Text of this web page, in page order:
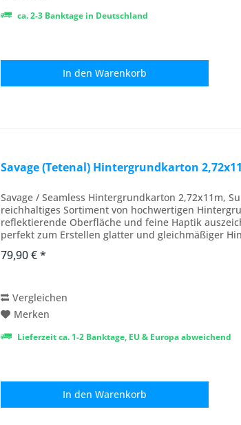
ca. 2-3 Banktage in Deutschland
In den Warenkorb
Savage (Tetenal) Hintergrundkarton
Savage / Seamless Hintergrundkarton 2,72x11m,
reichhaltiges Sortiment von hochwertigen
reflektierende Oberfläche und feine Haptik
perfekt zum Erstellen glatter und gleichmäßiger
79,90 € *
Vergleichen
Merken
Lieferzeit ca. 1-2 Banktage, EU & Europa abweichend
In den Warenkorb